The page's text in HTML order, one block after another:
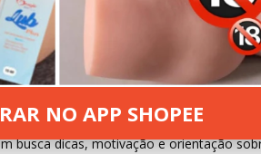
busca dicas, motivação e orientação
NO APP SHOPEE